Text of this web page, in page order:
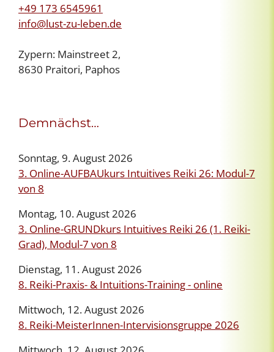
+49 173 6545961
info@lust-zu-leben.de
Zypern: Mainstreet 2,
8630 Praitori, Paphos
Demnächst…
Sonntag, 9. August 2026
3. Online-AUFBAUkurs Intuitives Reiki 26: Modul-7
von 8
Montag, 10. August 2026
3. Online-GRUNDkurs Intuitives Reiki 26 (1. Reiki-
Grad), Modul-7 von 8
Dienstag, 11. August 2026
8. Reiki-Praxis- & Intuitions-Training - online
Mittwoch, 12. August 2026
8. Reiki-MeisterInnen-Intervisionsgruppe 2026